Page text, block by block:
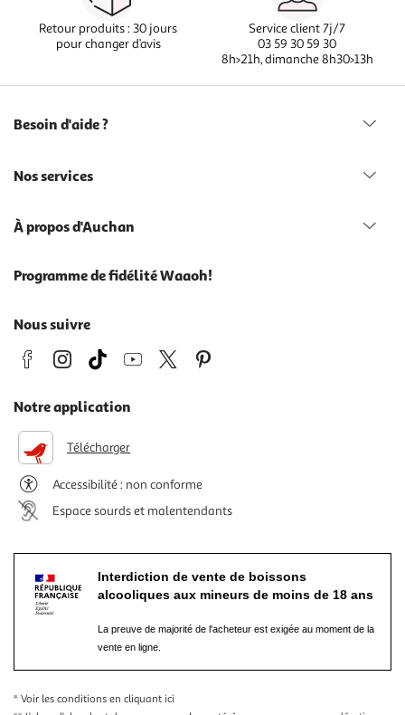
Retour produits : 30 jours
pour changer d’avis
Service client 7j/7
03 59 30 59 30
8h>21h, dimanche 8h30>13h
Besoin d'aide ?
Nos services
À propos d'Auchan
Programme de fidélité Waaoh!
Nous suivre
Notre application
Télécharger
Accessibilité : non conforme
Espace sourds et malentendants
Interdiction de vente de boissons
alcooliques aux mineurs de moins de 18 ans
La preuve de majorité de l'acheteur est exigée au moment de la
vente en ligne.
* Voir les conditions en cliquant ici